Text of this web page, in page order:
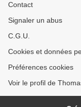
Contact
Signaler un abus
C.G.U.
Cookies et données
Préférences cookies
Voir le profil de